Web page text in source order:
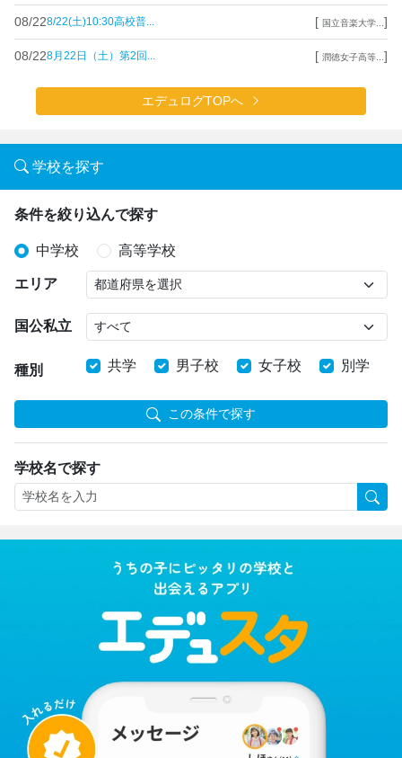
08/228/22(土)10:30高校普... [ 国立音楽大学... ]
08/228月22日（土）第2回... [ 潤徳女子高等... ]
エデュログTOPへ
学校を探す
条件を絞り込んで探す
中学校 高等学校
エリア
国公私立
種別 共学 男子校 女子校 別学
この条件で探す
学校名で探す